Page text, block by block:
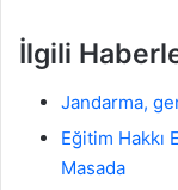
İlgili
Jandarma,
Eğitim Hakkı
Masada